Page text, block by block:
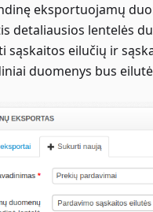
eksportuojamų
detaliausios lentelės
sąskaitos eilučių ir
duomenys bus